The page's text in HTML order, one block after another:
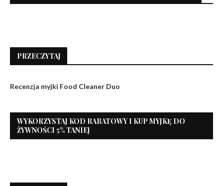
PRZECZYTAJ
Recenzja myjki Food Cleaner Duo
WYKORZYSTAJ KOD RABATOWY I KUP MYJKĘ DO
ŻYWNOŚCI 5% TANIEJ